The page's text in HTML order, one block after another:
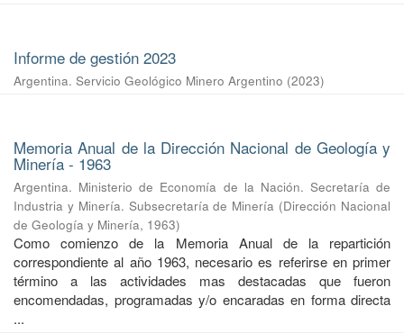
Informe de gestión 2023
Argentina. Servicio Geológico Minero Argentino (2023)
Memoria Anual de la Dirección Nacional de Geología y
Minería - 1963
Argentina. Ministerio de Economía de la Nación. Secretaría de
Industria y Minería. Subsecretaría de Minería (Dirección Nacional
de Geología y Minería, 1963)
Como comienzo de la Memoria Anual de la repartición
correspondiente al año 1963, necesario es referirse en primer
término a las actividades mas destacadas que fueron
encomendadas, programadas y/o encaradas en forma directa
...